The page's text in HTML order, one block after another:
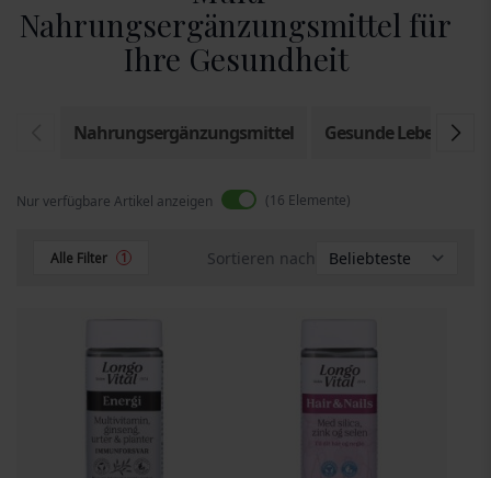
Nahrungsergänzungsmittel für
Ihre Gesundheit
Nahrungsergänzungsmittel Gesunde
Nur verfügbare Artikel anzeigen 16 Elemente
Alle Filter 1 Sortieren nach